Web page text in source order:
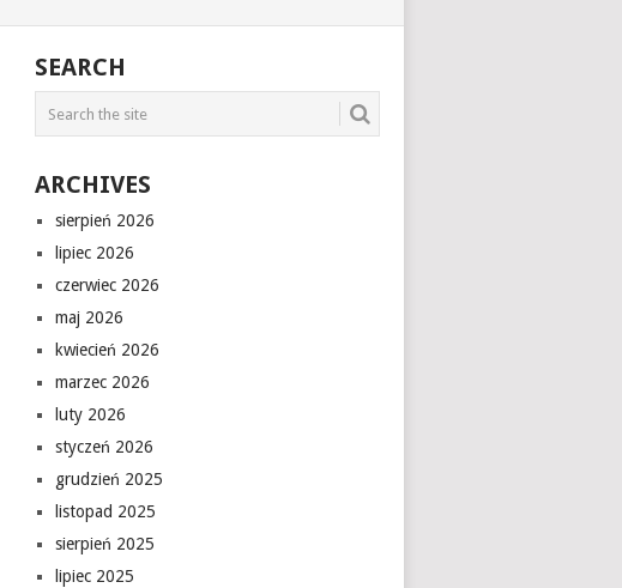
SEARCH
ARCHIVES
sierpień 2026
lipiec 2026
czerwiec 2026
maj 2026
kwiecień 2026
marzec 2026
luty 2026
styczeń 2026
grudzień 2025
listopad 2025
sierpień 2025
lipiec 2025